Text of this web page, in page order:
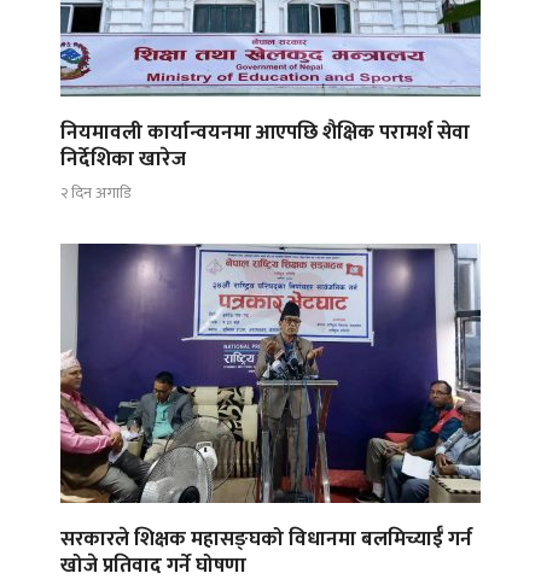
नियमावली कार्यान्वयनमा आएपछि शैक्षिक परामर्श सेवा
निर्देशिका खारेज
२ दिन अगाडि
सरकारले शिक्षक महासङ्घको विधानमा बलमिच्याईँ गर्न
खोजे प्रतिवाद गर्ने घोषणा